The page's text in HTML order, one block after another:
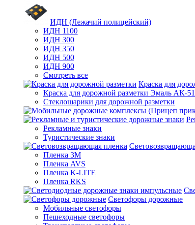
ИДН (Лежачий полицейский)
ИДН 1100
ИДН 300
ИДН 350
ИДН 500
ИДН 900
Смотреть все
Краска для
Краска для дорожной разметки Эмаль АК-
Стеклошарики для дорожной разметки
Рекламные знаки
Туристические знаки
Пленка 3М
Пленка AVS
Пленка K-LITE
Пленка RKS
Светофоры дорожные
Мобильные светофоры
Пешеходные светофоры